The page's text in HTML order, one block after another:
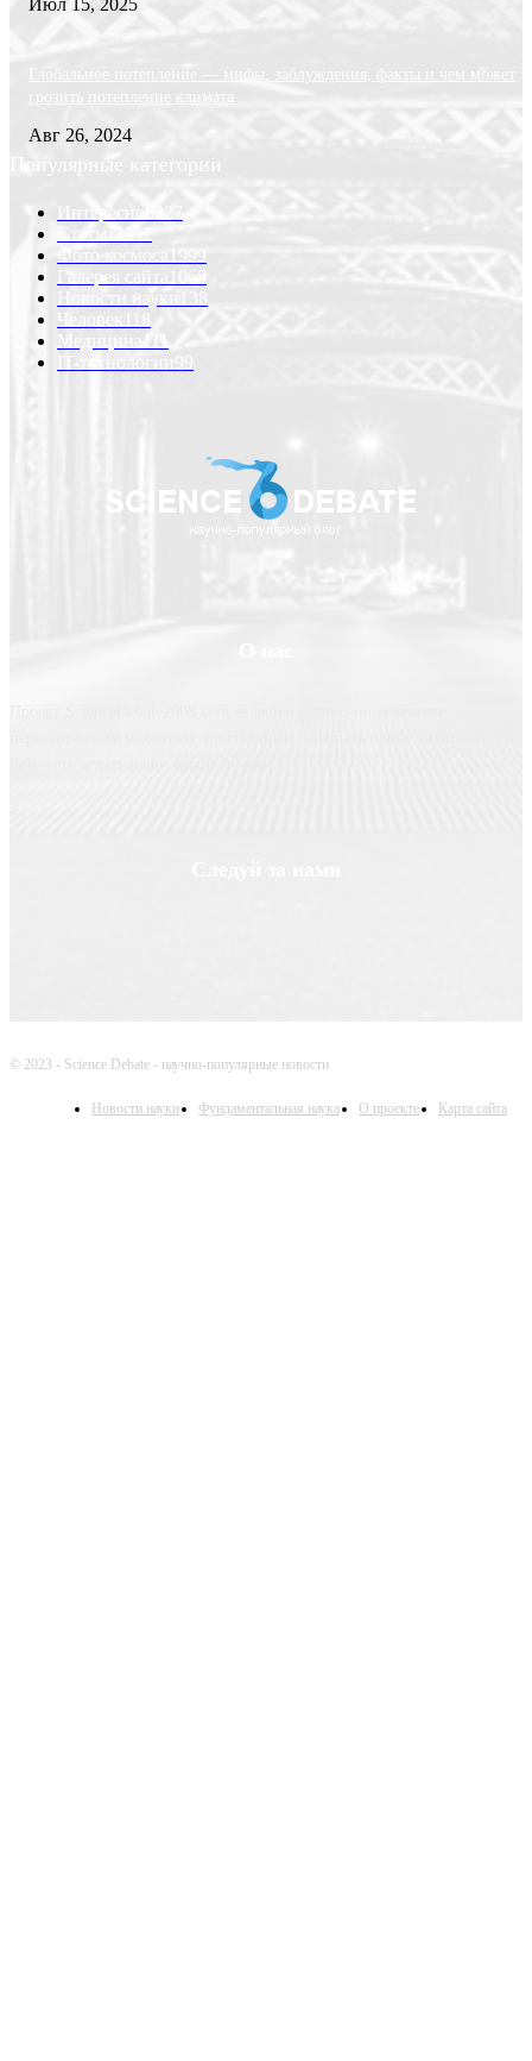
Глобальное потепление — мифы, заблуждения, факты и чем может
грозить потепление климата
Авг 26, 2024
Популярные категории
Интересно
Статьи
Фото космоса
1999
Галерея сайта 1068
Новости науки
Человек
Медицина
IT-технологии99
© 2023 - Science Debate - научно-популярные новости
Новости науки Фундаментальная наука О проекте Карта сайта